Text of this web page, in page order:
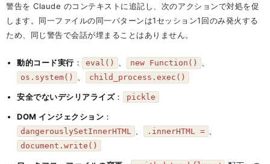
警告を Claude のコンテキストに追記し、次のアクションで対処を促
します。同一ファイルの同一パターンは1セッション1回のみ発火する
ため、同じ警告で会話が埋まることはありません。
動的コード実行 ： eval() 、 new Function() 、
os.system() 、 child_process.exec()
安全でないデシリアライズ： pickle
DOM インジェクション ：
dangerouslySetInnerHTML .innerHTML =
document.write()